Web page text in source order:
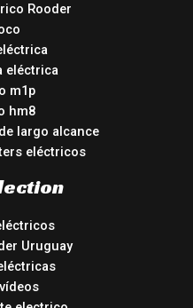
Rooder
eléctrica
m1p
hm8
largo alcance
eléctricos
Uruguay